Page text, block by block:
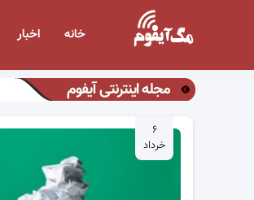
خانه اخبار
مجله اینترنتی آیفوم
۶
خرداد